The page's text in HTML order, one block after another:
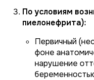
По условиям
пиелонефрита):
Первичный
фоне
нарушение